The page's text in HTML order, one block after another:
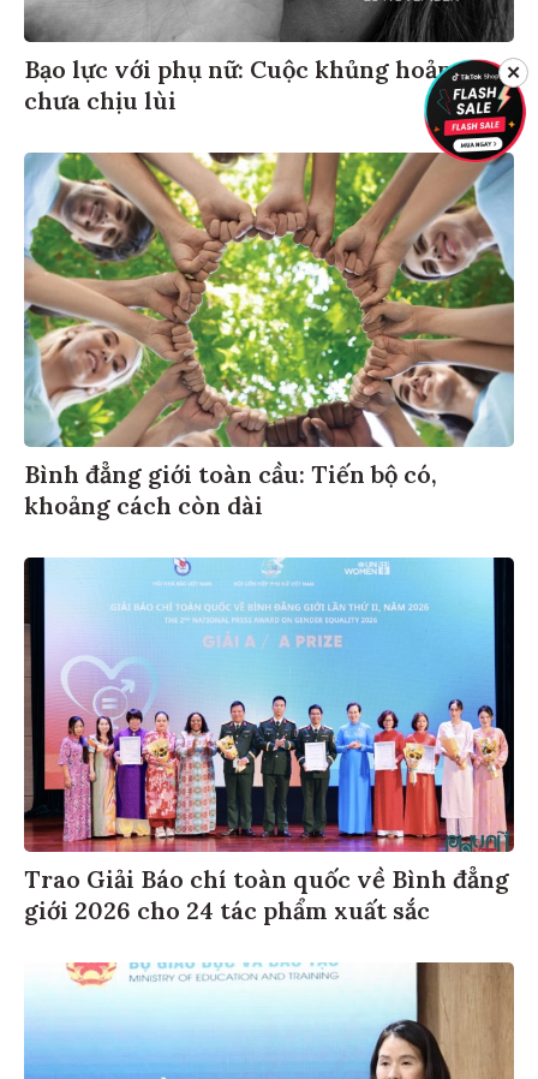
Bạo lực với phụ nữ: Cuộc khủng hoảng
chưa chịu lùi
Bình đẳng giới toàn cầu: Tiến bộ có,
khoảng cách còn dài
Trao Giải Báo chí toàn quốc về Bình đẳng
giới 2026 cho 24 tác phẩm xuất sắc
✕